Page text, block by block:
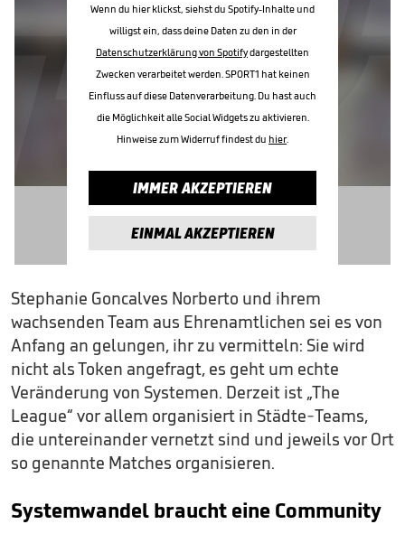
Wenn du hier klickst, siehst du Spotify-Inhalte und
willigst ein, dass deine Daten zu den in der
Datenschutzerklärung von Spotifydargestellten
Zwecken verarbeitet werden. SPORT1 hat keinen
Einfluss auf diese Datenverarbeitung. Du hast auch
die Möglichkeit alle Social Widgets zu aktivieren.
Hinweise zum Widerruf findest du hier.
IMMER AKZEPTIEREN
EINMAL AKZEPTIEREN
Stephanie Goncalves Norberto und ihrem
wachsenden Team aus Ehrenamtlichen sei es von
Anfang an gelungen, ihr zu vermitteln: Sie wird
nicht als Token angefragt, es geht um echte
Veränderung von Systemen. Derzeit ist „The
League“ vor allem organisiert in Städte-Teams,
die untereinander vernetzt sind und jeweils vor Ort
so genannte Matches organisieren.
Systemwandel braucht eine Community